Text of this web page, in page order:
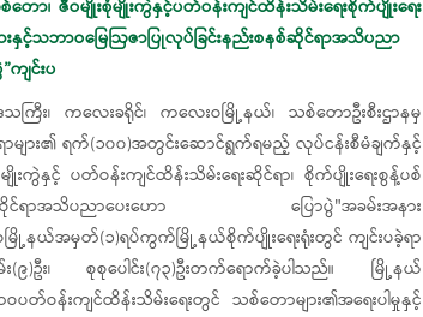
တော၊ ဇီဝမျိုးစုံမျိုးကွဲနှင့်ပတ်ဝန်းကျင်ထိန်းသိမ်းရေးစိုက်ပျိုးရေး
ားနှင့်သဘာဝမြေဩဇာပြုလုပ်ခြင်းနည်းစနစ်ဆိုင်ရာအသိပညာ
ကျင်းပ
သကြီး၊ ကလေးခရိုင်၊ ကလေးဝမြို့နယ်၊ သစ်တောဦးစီးဌာနမှ
ာများ၏ ရက်(၁၀၀)အတွင်းဆောင်ရွက်ရမည့် လုပ်ငန်းစီမံချက်နှင့်
းကွဲနှင့် ပတ်ဝန်းကျင်ထိန်းသိမ်းရေးဆိုင်ရာ၊ စိုက်ပျိုးရေးစွန့်ပစ်
းစနစ်ဆိုင်ရာအသိပညာပေးဟော ပြောပွဲ"အခမ်းအနား
ြို့နယ်အမှတ်(၁)ရပ်ကွက်မြို့နယ်စိုက်ပျိုးရေးရုံးတွင် ကျင်းပခဲ့ရာ
း(၉)ဦး၊ စုစုပေါင်း(၇၃)ဦးတက်‌ရောက်ခဲ့ပါသည်။ မြို့နယ်
ဝပတ်ဝန်းကျင်ထိန်းသိမ်းရေးတွင် သစ်တောများ၏အရေးပါမှုနှင့်